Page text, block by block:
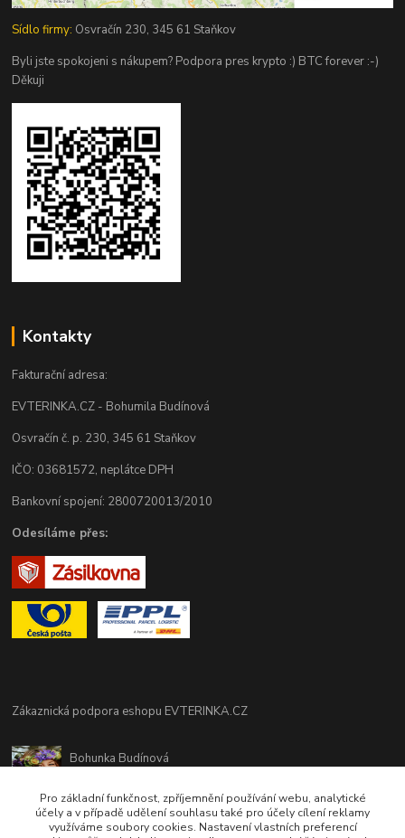
Sídlo firmy: Osvračín 230, 345 61 Staňkov
Byli jste spokojeni s nákupem? Podpora pres krypto :) BTC forever :-)
Děkuji
Kontakty
Fakturační adresa:
EVTERINKA.CZ - Bohumila Budínová
Osvračín č. p. 230, 345 61 Staňkov
IČO: 03681572, neplátce DPH
Bankovní spojení: 2800720013/2010
Odesíláme přes:
Zákaznická podpora eshopu EVTERINKA.CZ
Bohunka Budínová
(Po-Pá - 9:00-17:00hod, So 8:00-12:00hod)
obchod@evterinka.cz
Pro základní funkčnost, zpříjemnění používání webu, analytické
účely a v případě udělení souhlasu také pro účely cílení reklamy
využíváme soubory cookies. Nastavení vlastních preferencí